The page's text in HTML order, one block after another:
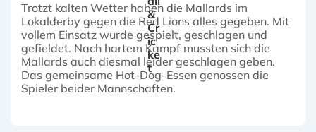
Trotzt kalten Wetter haben die Mallards im
Lokalderby gegen die Red Lions alles gegeben. Mit
vollem Einsatz wurde gespielt, geschlagen und
gefieldet. Nach hartem Kampf mussten sich die
Mallards auch diesmal leider geschlagen geben.
Das gemeinsame Hot-Dog-Essen genossen die
Spieler beider Mannschaften.